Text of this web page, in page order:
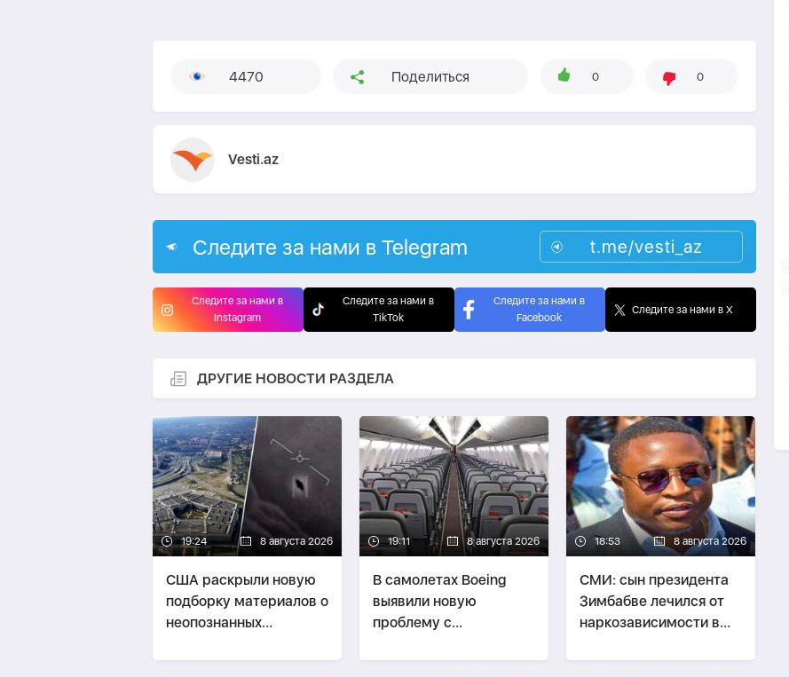
4470 Поделиться 0 0
Vesti.az
Следите за нами в Telegram t.me/vesti_az
Следите за нами в
Instagram
Следите за нами в
TikTok
Следите за нами в
Facebook
Следите за нами в X
ДРУГИЕ НОВОСТИ РАЗДЕЛА
19:24 8 августа 2026
США раскрыли новую
подборку материалов о
неопознанных
19:11 8 августа 2026
В самолетах Boeing
выявили новую
проблему с
креслами
18:53 8 августа 2026
СМИ: сын президента
Зимбабве лечился от
наркозависимости в